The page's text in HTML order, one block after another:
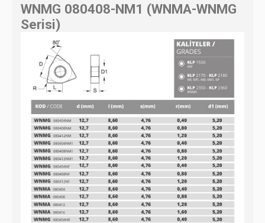
WNMG 080408-NM1 (WNMA-WNMG
Serisi)